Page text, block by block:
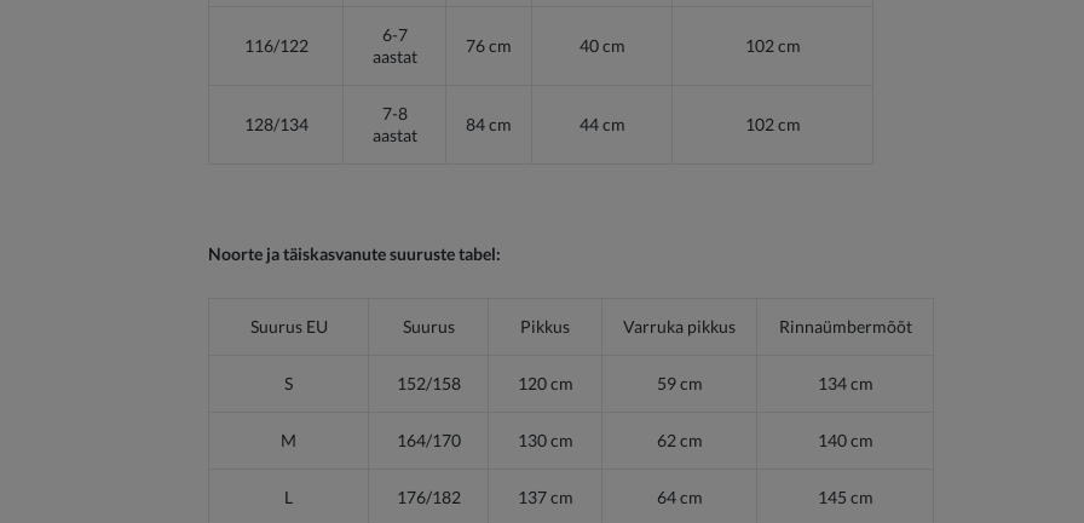
116/122
6-7
aastat
76 cm 40 cm 102 cm
128/134
7-8
aastat
84 cm 44 cm 102 cm
Noorte ja täiskasvanute suuruste tabel:
Suurus EU Suurus Pikkus Varruka pikkus Rinnaümbermõõt
S 152/158 120 cm 59 cm 134 cm
M 164/170 130 cm 62 cm 140 cm
L 176/182 137 cm 64 cm 145 cm